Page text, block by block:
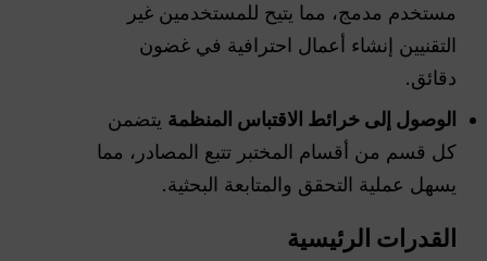
مستخدم مدمج، مما يتيح للمستخدمين غير
التقنيين إنشاء أعمال احترافية في غضون
دقائق.
الوصول إلى خرائط الاقتباس المنظمة يتضمن
كل قسم من أقسام المختبر تتبع المصادر، مما
يسهل عملية التحقق والمتابعة البحثية.
القدرات الرئيسية